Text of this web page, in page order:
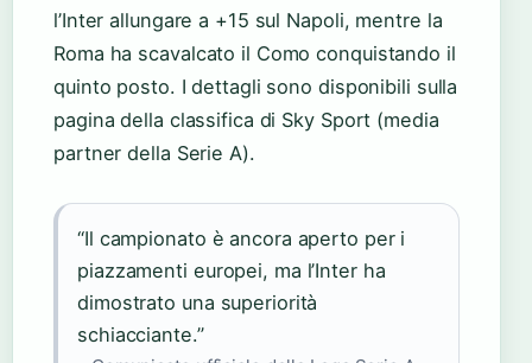
l’Inter allungare a +15 sul Napoli, mentre la
Roma ha scavalcato il Como conquistando il
quinto posto. I dettagli sono disponibili sulla
pagina della classifica di Sky Sport (media
partner della Serie A).
“Il campionato è ancora aperto per i
piazzamenti europei, ma l’Inter ha
dimostrato una superiorità
schiacciante.”